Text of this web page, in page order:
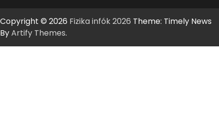
Copyright © 2026 Fizika infók 2026 Theme: Timely News
ByArtify Themes.